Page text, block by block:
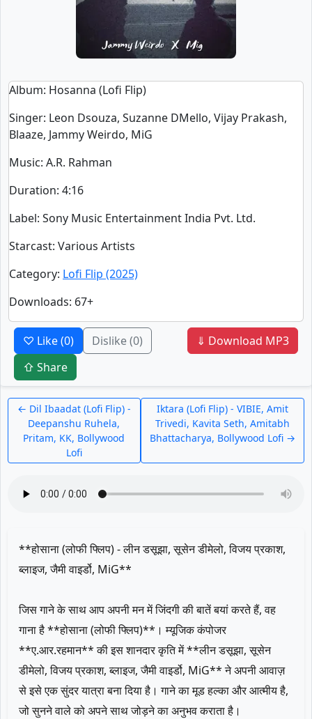
Album: Hosanna (Lofi Flip)
Singer: Leon Dsouza, Suzanne DMello, Vijay Prakash,
Blaaze, Jammy Weirdo, MiG
Music: A.R. Rahman
Duration: 4:16
Label: Sony Music Entertainment India Pvt. Ltd.
Starcast: Various Artists
Category: Lofi Flip (2025)
Downloads: 67+
♡ Like(0) Dislike(0)
⇓ Download MP3
⇧ Share
← Dil Ibaadat (Lofi Flip) -
Deepanshu Ruhela,
Pritam, KK, Bollywood
Lofi
Iktara (Lofi Flip) - VIBIE, Amit
Trivedi, Kavita Seth, Amitabh
Bhattacharya, Bollywood Lofi →
**होसाना (लोफी फ्लिप) - लीन डसूझा, सूसेन डीमेलो, विजय प्रकाश,
ब्लाइज, जैमी वाइर्डो, MiG**
जिस गाने के साथ आप अपनी मन में जिंदगी की बातें बयां करते हैं, वह
गाना है **होसाना (लोफी फ्लिप)**। म्यूजिक कंपोजर
**ए.आर.रहमान** की इस शानदार कृति में **लीन डसूझा, सूसेन
डीमेलो, विजय प्रकाश, ब्लाइज, जैमी वाइर्डो, MiG** ने अपनी आवाज़
से इसे एक सुंदर यात्रा बना दिया है। गाने का मूड हल्का और आत्मीय है,
जो सुनने वाले को अपने साथ जोड़ने का अनुभव कराता है।